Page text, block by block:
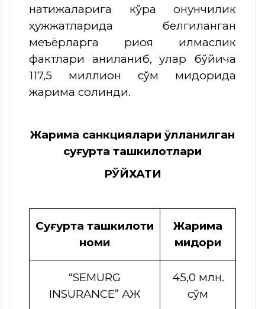
натижаларига кўра қонунчилик
ҳужжатларида белгиланган
меъёрларга риоя қилмаслик
фактлари аниқланиб, улар бўйича
117,5 миллион сўм миқдорида
жарима солинди.
Жарима санкциялари қўлланилган
суғурта ташкилотлари
РЎЙХАТИ
Суғурта ташкилоти
номи
Жарима
миқдори
“SEMURG
INSURANCE” АЖ
45,0 млн.
сўм